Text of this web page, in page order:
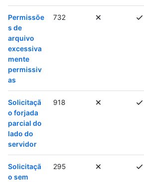
Permissõe
s de
arquivo
excessiva
mente
permissiv
as
732
Solicitaçã
o forjada
parcial do
lado do
servidor
918
Solicitaçã
o sem
295